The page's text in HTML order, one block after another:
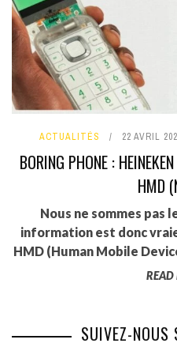
ACTUALITÉS 22 AVRIL
BORING PHONE :
HMD
Nous ne sommes
information est donc
HMD (Human Mobile
READ
SUIVEZ-NOUS